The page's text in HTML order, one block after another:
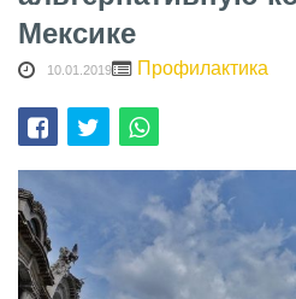
Мексике
10.01.2019 Профилактика